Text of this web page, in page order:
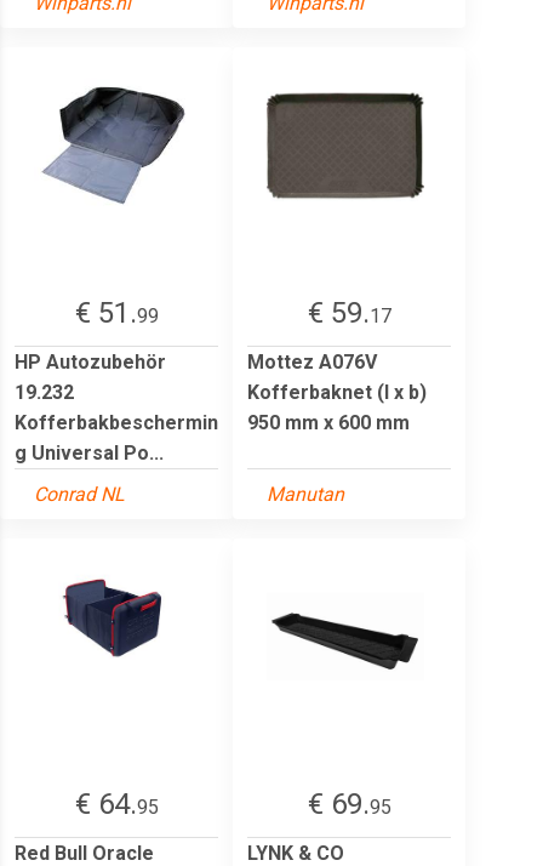
€ 51.99
HP Autozubehör
19.232
Kofferbakbeschermin
g Universal Po...
Conrad NL
€ 59.17
Mottez A076V
Kofferbaknet (l x b)
950 mm x 600 mm
Manutan
€ 64.95
Red Bull Oracle
€ 69.95
LYNK & CO